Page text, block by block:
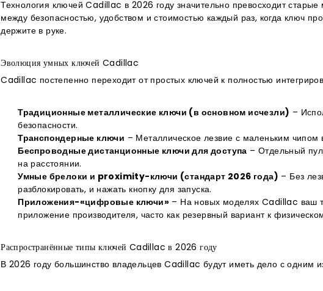
Технология ключей Cadillac в 2026 году значительно превосходит
между безопасностью, удобством и стоимостью каждый раз, когда ключ
держите в руке.
Эволюция умных ключей Cadillac
Cadillac постепенно переходит от простых ключей к полностью
Традиционные металлические ключи (в основном исчезли) –
безопасности.
Транспондерные ключи – Металлическое лезвие с маленьким чипом
Беспроводные дистанционные ключи для доступа – Отдельный
на расстоянии.
Умные брелоки и proximity-ключи (стандарт 2026 года) – Без
разблокировать, и нажать кнопку для запуска.
Приложения-«цифровые ключи» – На новых моделях Cadillac ваш
приложение производителя, часто как резервный вариант к
Распространённые типы ключей Cadillac в 2026 году
В 2026 году большинство владельцев Cadillac будут иметь дело с одним